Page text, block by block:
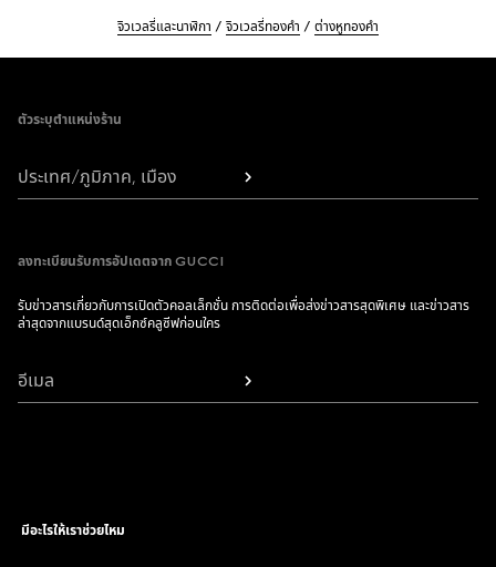
จิวเวลรี่และนาฬิกา จิวเวลรี่ทองคำ ต่างหูทองคำ
ตัวระบุตำแหน่งร้าน
ประเทศ/ภูมิภาค, เมือง
ลงทะเบียนรับการอัปเดตจาก GUCCI
รับข่าวสารเกี่ยวกับการเปิดตัวคอลเล็กชั่น การติดต่อเพื่อส่งข่าวสารสุดพิเศษ และข่าวสาร
ล่าสุดจากแบรนด์สุดเอ็กซ์คลูซีฟก่อนใคร
อีเมล
มีอะไรให้เราช่วยไหม